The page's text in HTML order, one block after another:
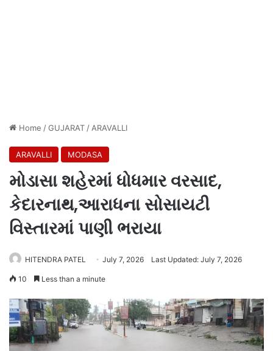
Home /GUJARAT / ARAVALLI
ARAVALLI MODASA
મોડાસા શહેરમાં ધોધમાર વરસાદ,
કેદારનાથ,આરાધના સોસાયટી
વિસ્તારમાં પાણી ભરાયા
HITENDRA PATEL July 7, 2026 Last Updated: July 7, 2026
10 Less than a minute